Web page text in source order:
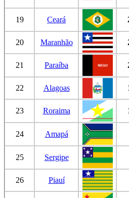
19 Ceará
20 Maranhão
21 Paraíba
22 Alagoas
23 Roraima
24 Amapá
25 Sergipe
26 Piauí